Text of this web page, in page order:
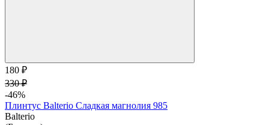
180 ₽
330 ₽
-46%
Плинтус Balterio Сладкая магнолия 985
Balterio